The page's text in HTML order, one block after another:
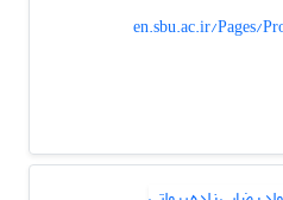
en.sbu.ac.ir/Pages/